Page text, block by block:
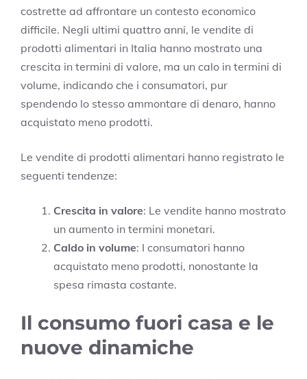
costrette ad affrontare un contesto economico
difficile. Negli ultimi quattro anni, le vendite di
prodotti alimentari in Italia hanno mostrato una
crescita in termini di valore, ma un calo in termini di
volume, indicando che i consumatori, pur
spendendo lo stesso ammontare di denaro, hanno
acquistato meno prodotti.
Le vendite di prodotti alimentari hanno registrato le
seguenti tendenze:
Crescita in valore: Le vendite hanno mostrato
un aumento in termini monetari.
Caldo in volume: I consumatori hanno
acquistato meno prodotti, nonostante la
spesa rimasta costante.
Il consumo fuori casa e le
nuove dinamiche